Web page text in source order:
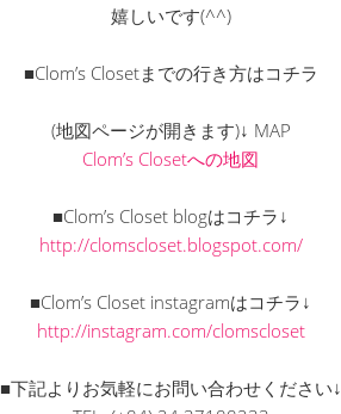
嬉しいです(^^)
■Clom’s Closetまでの行き方はコチラ
(地図ページが開きます)↓ MAP
Clom’s Closetへの地図
■Clom’s Closet blogはコチラ↓
http://clomscloset.blogspot.com/
■Clom’s Closet instagramはコチラ↓
http://instagram.com/clomscloset
■下記よりお気軽にお問い合わせください↓